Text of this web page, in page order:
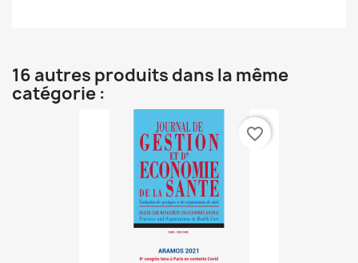
16 autres produits dans la même
catégorie :
favorite_border